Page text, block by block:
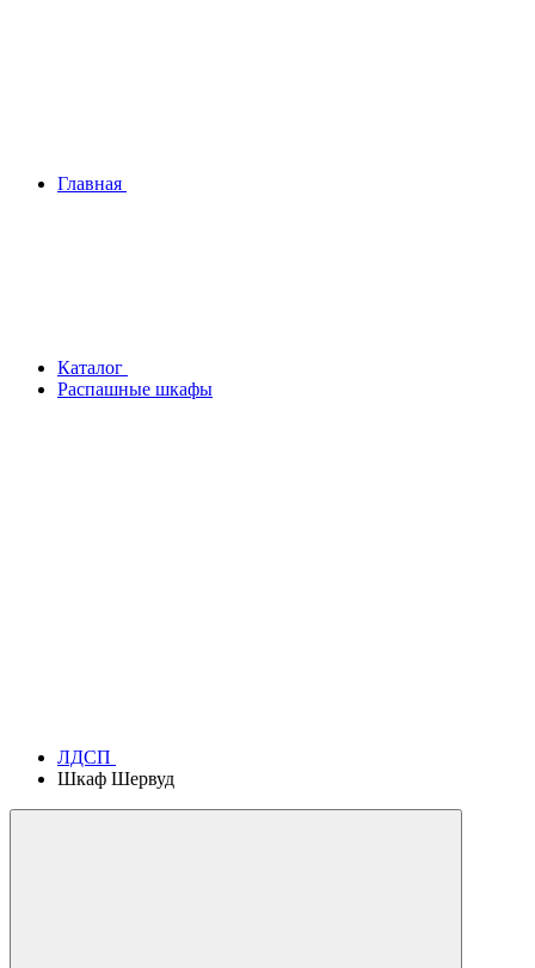
Главная
Каталог
Распашные шкафы
ЛДСП
Шкаф Шервуд